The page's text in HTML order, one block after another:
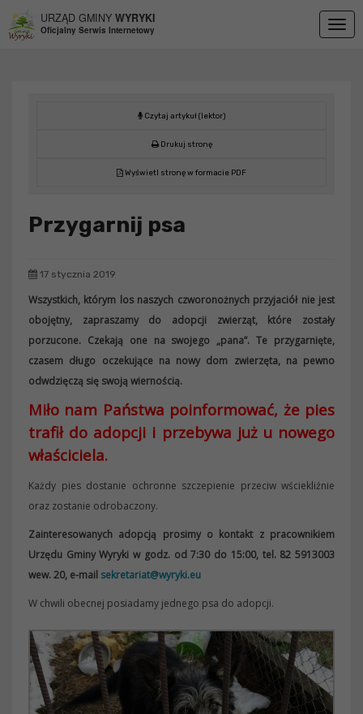
URZĄD GMINY WYRYKI
Oficjalny Serwis Internetowy
Czytaj artykuł (lektor)
Drukuj stronę
Wyświetl stronę w formacie PDF
Przygarnij psa
17 stycznia 2019
Wszystkich, którym los naszych czworonożnych przyjaciół nie jest
obojętny, zapraszamy do adopcji zwierząt, które zostały
porzucone. Czekają one na swojego „pana”. Te przygarnięte,
czasem długo oczekujące na nowy dom zwierzęta, na pewno
odwdzięczą się swoją wiernością.
Miło nam Państwa poinformować, że pies
trafił do adopcji i przebywa już u nowego
właściciela.
Każdy pies dostanie ochronne szczepienie przeciw wściekliźnie
oraz zostanie odrobaczony.
Zainteresowanych adopcją prosimy o kontakt z pracownikiem
Urzędu Gminy Wyryki w godz. od 7:30 do 15:00, tel. 82 5913003
wew. 20, e-mail sekretariat@wyryki.eu
W chwili obecnej posiadamy jednego psa do adopcji.